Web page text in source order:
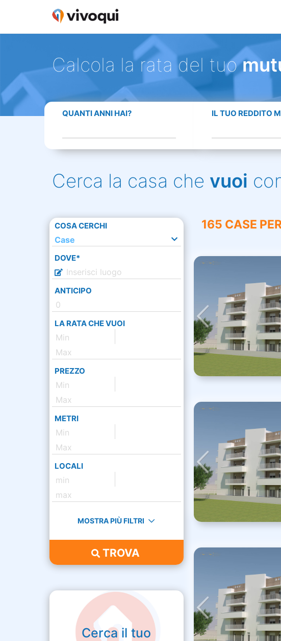
Calcola la rata del tuo
QUANTI ANNI HAI? IL TUO REDDITO
Cerca la casa che vuoi
COSA CERCHI
Case
DOVE*
ANTICIPO
LA RATA CHE VUOI
PREZZO
METRI
LOCALI
MOSTRA PIÙ FILTRI
TROVA
Cerca il tuo
165 CASE